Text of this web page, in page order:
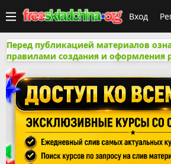
Вход
Перед публикацией материалов
правилами создания и оформления